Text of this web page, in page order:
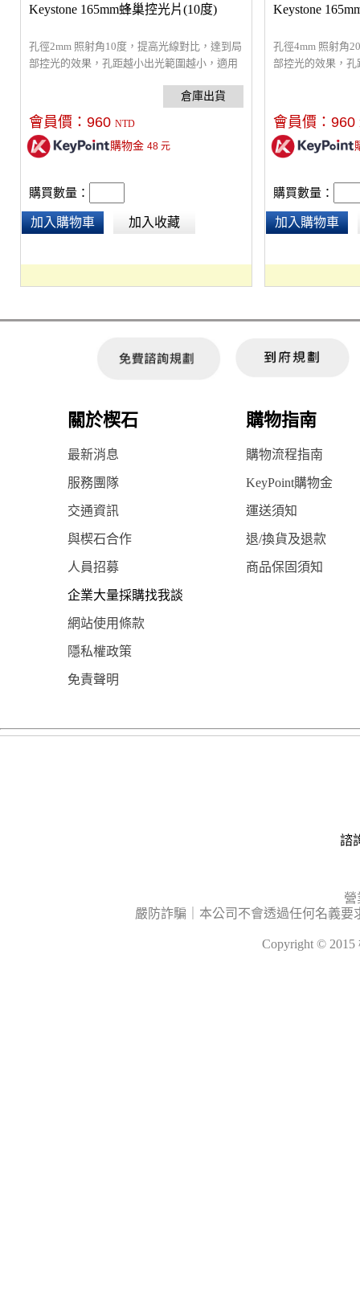
Keystone 165mm蜂巢控光片(10度)
孔徑2mm 照射角10度，提高光線對比，達到局
部控光的效果，孔距越小出光範圍越小，適用
165mm，適用標準罩內徑為17cm，購買前請確
認你的標準罩內徑尺寸。
會員價： 960 NTD
購物金 48元
購買數量：
加入購物車 加入收藏
Keystone
孔徑4mm 照射角
部控光的效果，
認你的標準罩內徑
會員價： 960
購買數量：
加入購物車
關於楔石 購物指南
最新消息 購物流程指南
服務團隊 KeyPoint購物金
交通資訊 運送須知
與楔石合作 退/換貨及退款
人員招募 商品保固須知
企業大量採購找我談
網站使用條款
隱私權政策
免責聲明
諮
營
嚴防詐騙｜本公司不會透過任何名義
Copyright ©